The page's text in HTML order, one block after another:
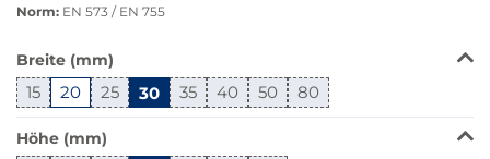
Norm: EN 573 / EN 755
Produkt
ist
in
dieser
Breite (mm)
15 20 25 30 35 40 50 80
Höhe (mm)